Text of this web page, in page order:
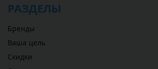
РАЗДЕЛЫ
Бренды
Ваша цель
Скидки